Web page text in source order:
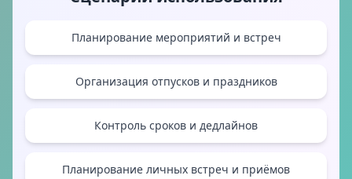
Планирование мероприятий и встреч
Организация отпусков и праздников
Контроль сроков и дедлайнов
Планирование личных встреч и приёмов